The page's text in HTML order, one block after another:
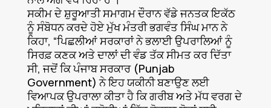
ਸਕੀਮ ਦੇ ਸ਼ੁਰੂਆਤੀ ਸਮਾਗਮ ਦੌਰਾਨ ਵੱਡੇ ਜਨਤਕ ਇਕੱਠ
ਨੂੰ ਸੰਬੋਧਨ ਕਰਦੇ ਹੋਏ ਮੁੱਖ ਮੰਤਰੀ ਭਗਵੰਤ ਸਿੰਘ ਮਾਨ ਨੇ
ਕਿਹਾ, “ਪਿਛਲੀਆਂ ਸਰਕਾਰਾਂ ਨੇ ਭਲਾਈ ਉਪਰਾਲਿਆਂ ਨੂੰ
ਸਿਰਫ਼ ਕਣਕ ਅਤੇ ਦਾਲਾਂ ਦੀ ਵੰਡ ਤੱਕ ਸੀਮਤ ਕਰ ਦਿੱਤਾ
ਸੀ, ਜਦੋਂ ਕਿ ਪੰਜਾਬ ਸਰਕਾਰ (Punjab
Government) ਨੇ ਇਹ ਯਕੀਨੀ ਬਣਾਉਣ ਲਈ
ਵਿਆਪਕ ਉਪਰਾਲਾ ਕੀਤਾ ਹੈ ਕਿ ਗਰੀਬ ਅਤੇ ਮੱਧ ਵਰਗ ਦੇ